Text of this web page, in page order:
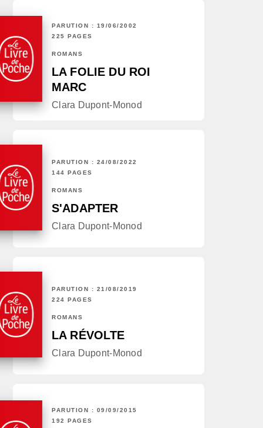
PARUTION : 19/06/2002
225 PAGES
ROMANS
LA FOLIE DU ROI
MARC
Clara Dupont-Monod
PARUTION : 24/08/2022
144 PAGES
ROMANS
S'ADAPTER
Clara Dupont-Monod
PARUTION : 21/08/2019
224 PAGES
ROMANS
LA RÉVOLTE
Clara Dupont-Monod
PARUTION : 09/09/2015
192 PAGES